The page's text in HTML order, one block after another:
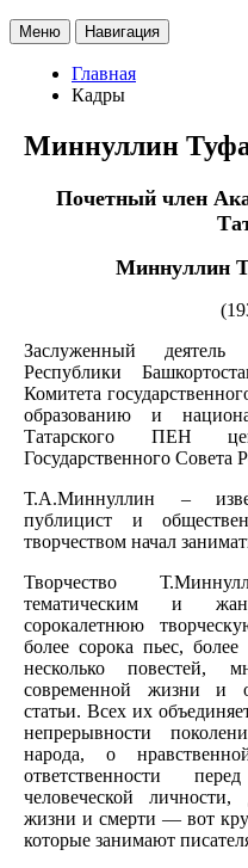
Меню Навигация
Главная
Кадры
Миннуллин
Почетный член
Миннуллин
Заслуженный
Республики
Комитета
образованию и
Татарского ПЕН
Государственного Совета
Т.А.Миннуллин –
публицист и
творчеством начал
Творчество
тематическим и
сорокалетнюю
более сорока пьес, более
несколько повестей,
современной жизни и
статьи. Всех их
непрерывности
народа, о
ответственности
человеческой
жизни и смерти — вот
которые занимают